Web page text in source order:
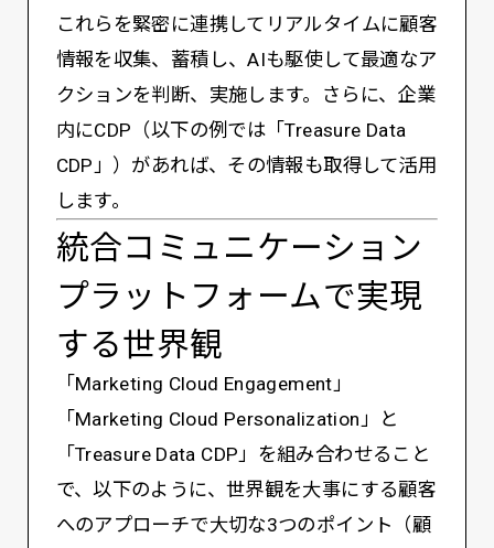
これらを緊密に連携してリアルタイムに顧客
情報を収集、蓄積し、AIも駆使して最適なア
クションを判断、実施します。さらに、企業
内にCDP（以下の例では「Treasure Data
CDP」）があれば、その情報も取得して活用
します。
統合コミュニケーション
プラットフォームで実現
する世界観
「Marketing Cloud Engagement」
「Marketing Cloud Personalization」と
「Treasure Data CDP」を組み合わせること
で、以下のように、世界観を大事にする顧客
へのアプローチで大切な3つのポイント（顧